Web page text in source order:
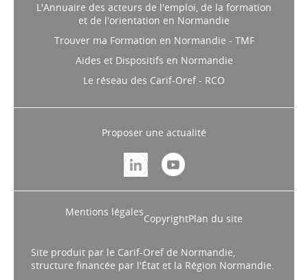
L'Annuaire des acteurs de l'emploi, de la formation
et de l'orientation en Normandie
Trouver ma Formation en Normandie - TMF
Aides et Dispositifs en Normandie
Le réseau des Carif-Oref - RCO
Proposer une actualité
Mentions légales
CopyrightPlan du site
Site produit par le Carif-Oref de Normandie,
structure financée par l'État et la Région Normandie.